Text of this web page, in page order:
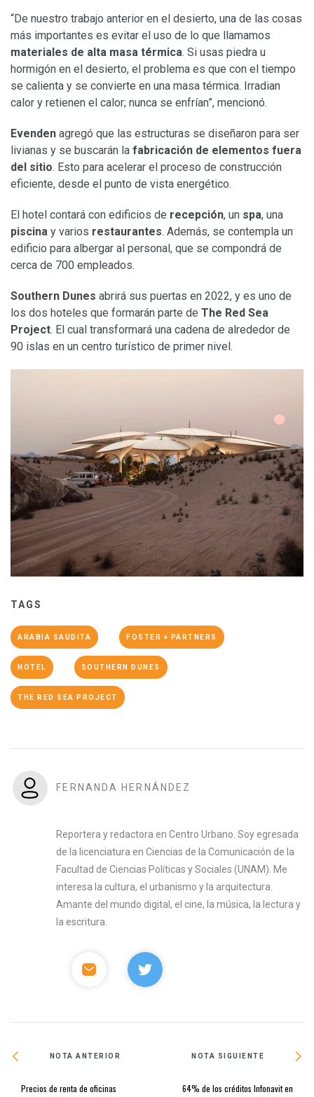
“De nuestro trabajo anterior en el desierto, una de las cosas
más importantes es evitar el uso de lo que llamamos
materiales de alta masa térmica. Si usas piedra u
hormigón en el desierto, el problema es que con el tiempo
se calienta y se convierte en una masa térmica. Irradian
calor y retienen el calor; nunca se enfrían”, mencionó.
Evenden agregó que las estructuras se diseñaron para ser
livianas y se buscarán la fabricación de elementos fuera
del sitio. Esto para acelerar el proceso de construcción
eficiente, desde el punto de vista energético.
El hotel contará con edificios de recepción, un spa, una
piscina y varios restaurantes. Además, se contempla un
edificio para albergar al personal, que se compondrá de
cerca de 700 empleados.
Southern Dunes abrirá sus puertas en 2022, y es uno de
los dos hoteles que formarán parte de The Red Sea
Project. El cual transformará una cadena de alrededor de
90 islas en un centro turístico de primer nivel.
TAGS
ARABIA SAUDITA FOSTER + PARTNERS
HOTEL SOUTHERN DUNES
THE RED SEA PROJECT
FERNANDA HERNÁNDEZ
Reportera y redactora en Centro Urbano. Soy egresada
de la licenciatura en Ciencias de la Comunicación de la
Facultad de Ciencias Políticas y Sociales (UNAM). Me
interesa la cultura, el urbanismo y la arquitectura.
Amante del mundo digital, el cine, la música, la lectura y
la escritura.
NOTA ANTERIOR
Precios de renta de oficinas
NOTA SIGUIENTE
64% de los créditos Infonavit en